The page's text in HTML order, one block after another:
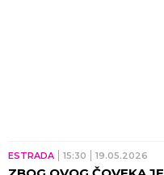
ESTRADA 15:30 19.05.2026